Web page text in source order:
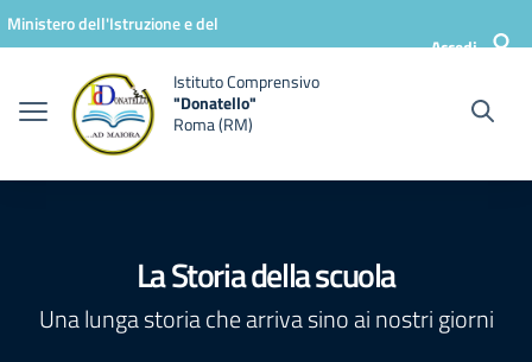
Vai ai contenuti
Vai al menu di navigazione
Vai al footer
Ministero dell'Istruzione e del
Accedi
Istituto Comprensivo
"Donatello"
Roma (RM)
La Storia della scuola
Una lunga storia che arriva sino ai nostri giorni